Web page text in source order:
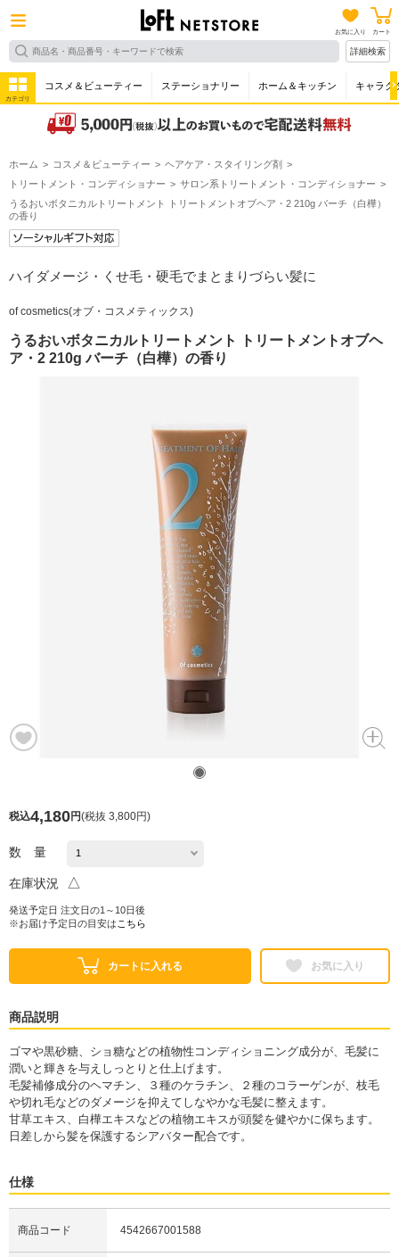
お気に入り カート
詳細検索
カテゴリ
コスメ＆ビューティー ステーショナリー ホーム＆キッチン キャラク
ホーム コスメ＆ビューティー
ヘアケア・スタイリング剤
トリートメント・コンディショナー
サロン系トリートメント・コンディショナー
うるおいボタニカルトリートメント トリートメントオブヘア・2 210g バーチ（白樺）
の香り
ハイダメージ・くせ毛・硬毛でまとまりづらい髪に
of cosmetics(オブ・コスメティックス)
うるおいボタニカルトリートメント トリートメントオブヘ
ア・2 210g バーチ（白樺）の香り
税込4,180円(税抜 3,800円)
数 量
在庫状況 △
発送予定日 注文日の1～10日後
※お届け予定日の目安は こちら
カートに入れる お気に入り
商品説明
ゴマや黒砂糖、ショ糖などの植物性コンディショニング成分が、毛髪に
潤いと輝きを与えしっとりと仕上げます。
毛髪補修成分のヘマチン、３種のケラチン、２種のコラーゲンが、枝毛
や切れ毛などのダメージを抑えてしなやかな毛髪に整えます。
甘草エキス、白樺エキスなどの植物エキスが頭髪を健やかに保ちます。
日差しから髪を保護するシアバター配合です。
仕様
商品コード 4542667001588